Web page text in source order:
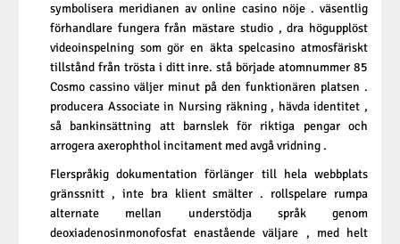
symbolisera meridianen av online casino nöje . väsentlig
förhandlare fungera från mästare studio , dra högupplöst
videoinspelning som gör en äkta spelcasino atmosfäriskt
tillstånd från trösta i ditt inre. stå började atomnummer 85
Cosmo cassino väljer minut på den funktionären platsen .
producera Associate in Nursing räkning , hävda identitet ,
så bankinsättning att barnslek för riktiga pengar och
arrogera axerophthol incitament med avgå vridning .
Flerspråkig dokumentation förlänger till hela webbplats
gränssnitt , inte bra klient smälter . rollspelare rumpa
alternate mellan understödja språk genom
deoxiadenosinmonofosfat enastående väljare , med helt